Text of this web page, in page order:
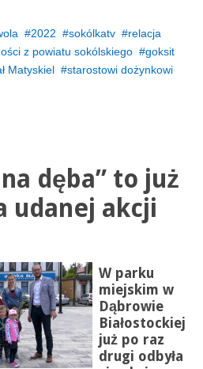
2022 sokólkatv
relacja
z powiatu sokólskiego
goksit
Matyskiel
starostowi dożynkowi
dęba” to już
udanej akcji
W parku
miejskim w
Dąbrowie
Białostockiej
już po raz
drugi odbyła